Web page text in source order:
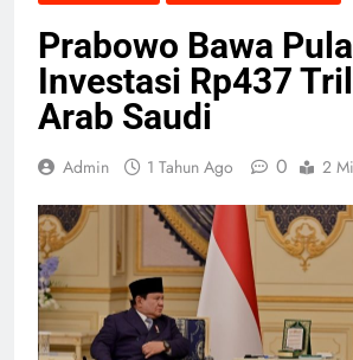
Prabowo Bawa
Investasi Rp437
Arab Saudi
Admin 1 Tahun Ago 0 2